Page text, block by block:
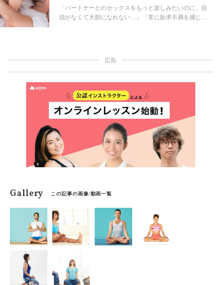
「パートナーとのセックスをもっと楽しみたいのに、自
信がなくて大胆になれない…」「常に欲求不満を感じ
広告
Gallery この記事の画像/動画一覧